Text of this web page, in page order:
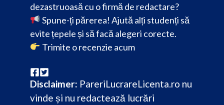
dezastruoasă cu o firmă de redactare?
Spune-ți părerea! Ajută alți studenți să
evite țepele și să facă alegeri corecte.
Trimite o recenzie acum
Disclaimer: PareriLucrareLicenta.ro nu
vinde și nu redactează lucrări